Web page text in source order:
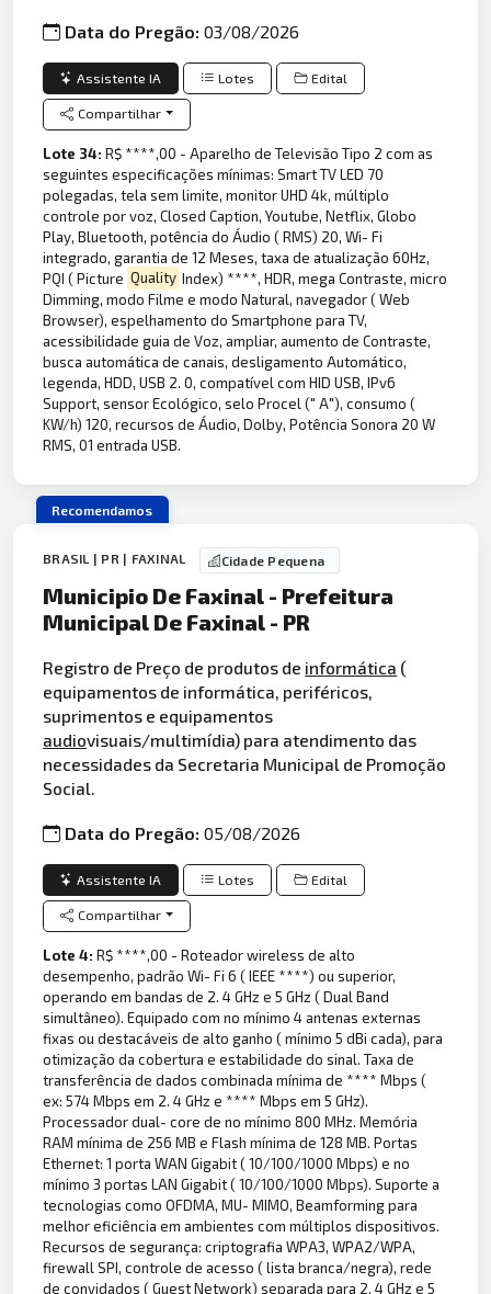
Data do Pregão:03/08/2026
Assistente IA Lotes Edital
Compartilhar
Lote 34:R$ ****,00 - Aparelho de Televisão Tipo 2 com as
seguintes especificações mínimas: Smart TV LED 70
polegadas, tela sem limite, monitor UHD 4k, múltiplo
controle por voz, Closed Caption, Youtube, Netflix, Globo
Play, Bluetooth, potência do Áudio ( RMS) 20, Wi- Fi
integrado, garantia de 12 Meses, taxa de atualização 60Hz,
PQI ( Picture Quality Index) ****, HDR, mega Contraste, micro
Dimming, modo Filme e modo Natural, navegador ( Web
Browser), espelhamento do Smartphone para TV,
acessibilidade guia de Voz, ampliar, aumento de Contraste,
busca automática de canais, desligamento Automático,
legenda, HDD, USB 2. 0, compatível com HID USB, IPv6
Support, sensor Ecológico, selo Procel (" A"), consumo (
KW/h) 120, recursos de Áudio, Dolby, Potência Sonora 20 W
RMS, 01 entrada USB.
Recomendamos
BRASIL | PR | FAXINAL Cidade Pequena
Municipio De Faxinal - Prefeitura
Municipal De Faxinal - PR
Registro de Preço de produtos de informática (
equipamentos de informática, periféricos,
suprimentos e equipamentos
audiovisuais/multimídia) para atendimento das
necessidades da Secretaria Municipal de Promoção
Social.
Data do Pregão:05/08/2026
Assistente IA Lotes Edital
Compartilhar
Lote 4:R$ ****,00 - Roteador wireless de alto
desempenho, padrão Wi- Fi 6 ( IEEE ****) ou superior,
operando em bandas de 2. 4 GHz e 5 GHz ( Dual Band
simultâneo). Equipado com no mínimo 4 antenas externas
fixas ou destacáveis de alto ganho ( mínimo 5 dBi cada), para
otimização da cobertura e estabilidade do sinal. Taxa de
transferência de dados combinada mínima de **** Mbps (
ex: 574 Mbps em 2. 4 GHz e **** Mbps em 5 GHz).
Processador dual- core de no mínimo 800 MHz. Memória
RAM mínima de 256 MB e Flash mínima de 128 MB. Portas
Ethernet: 1 porta WAN Gigabit ( 10/100/1000 Mbps) e no
mínimo 3 portas LAN Gigabit ( 10/100/1000 Mbps). Suporte a
tecnologias como OFDMA, MU- MIMO, Beamforming para
melhor eficiência em ambientes com múltiplos dispositivos.
Recursos de segurança: criptografia WPA3, WPA2/WPA,
firewall SPI, controle de acesso ( lista branca/negra), rede
de convidados ( Guest Network) separada para 2. 4 GHz e 5